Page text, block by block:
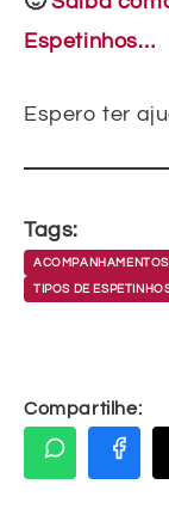
Espetinhos…
Espero ter
Tags:
ACOMPANHAMENTOS
TIPOS DE
Compartilhe: